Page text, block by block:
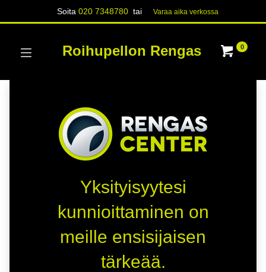
Soita020 7348780 tai Varaa aika verk​​​​ossa
Roihupellon Rengas 0
Yksityisyytesi
kunnioittaminen on
meille ensisijaisen
tärkeää.